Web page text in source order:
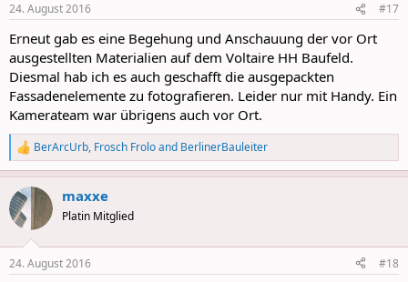
s
24. August 2016 #17
Erneut gab es eine Begehung und Anschauung der vor Ort
ausgestellten Materialien auf dem Voltaire HH Baufeld.
Diesmal hab ich es auch geschafft die ausgepackten
Fassadenelemente zu fotografieren. Leider nur mit Handy. Ein
Kamerateam war übrigens auch vor Ort.
R
e
a
c
t
i
s
BerArcUrb, Frosch Froloand BerlinerBauleiter
maxxe
Platin Mitglied
24. August 2016 #18